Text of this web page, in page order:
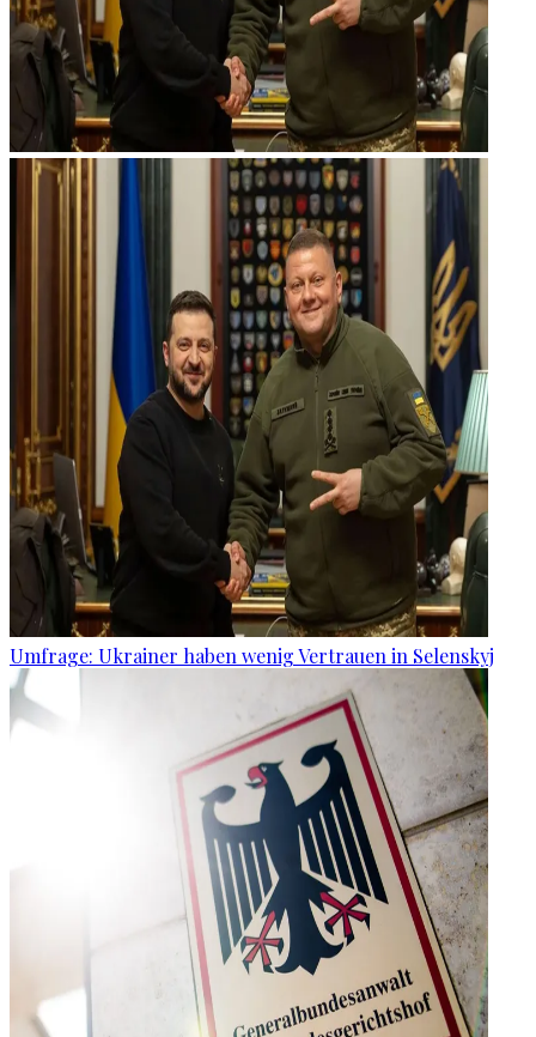
Umfrage: Ukrainer haben wenig Vertrauen in Selenskyj